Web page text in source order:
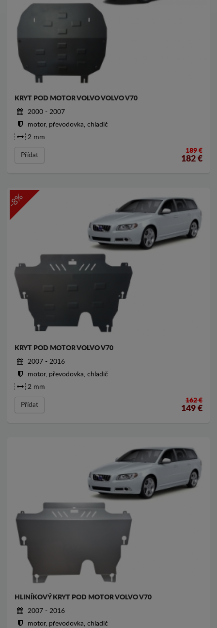
KRYT POD MOTOR VOLVO VOLVO V70
2000 - 2007
motor, převodovka, chladič
2 mm
Přídat
189 €
182 €
-8%
KRYT POD MOTOR VOLVO V70
2007 - 2016
motor, převodovka, chladič
2 mm
Přídat
162 €
149 €
HLINÍKOVÝ KRYT POD MOTOR VOLVO V70
2007 - 2016
motor, převodovka, chladič